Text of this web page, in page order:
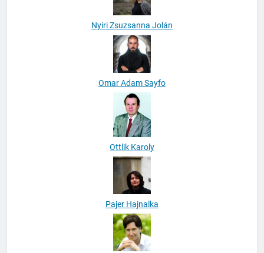
Nyiri Zsuzsanna Jolán
Omar Adam Sayfo
Ottlik Karoly
Pajer Hajnalka